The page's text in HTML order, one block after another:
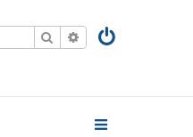
Поиск Расширенный